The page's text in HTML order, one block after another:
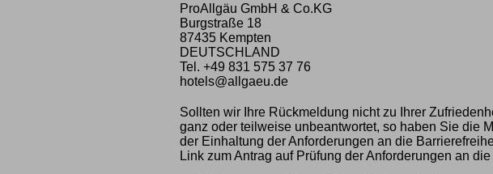
ProAllgäu GmbH & Co.KG
Burgstraße 18
87435 Kempten
DEUTSCHLAND
Tel. +49 831 575 37 76
hotels@allgaeu.de
Sollten wir Ihre Rückmeldung nicht zu Ihrer
ganz oder teilweise unbeantwortet, so haben Sie die
der Einhaltung der Anforderungen an die
Link zum Antrag auf Prüfung der Anforderungen an